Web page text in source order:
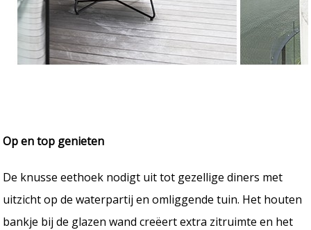
Op en top genieten
De knusse eethoek nodigt uit tot gezellige diners met
uitzicht op de waterpartij en omliggende tuin. Het houten
bankje bij de glazen wand creëert extra zitruimte en het